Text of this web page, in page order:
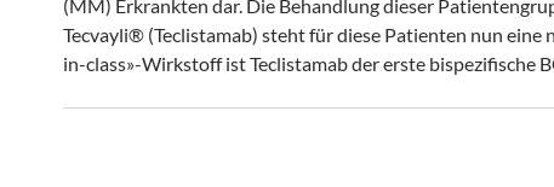
(MM) Erkrankten dar. Die Behandlung dieser
Tecvayli® (Teclistamab) steht für diese Patienten nun eine
in-class»-Wirkstoff ist Teclistamab der erste bispezifische